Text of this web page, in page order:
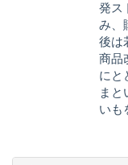
発ス
み、
後は
商品
にと
まと
いも